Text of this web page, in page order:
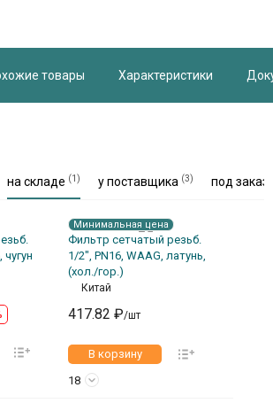
товары Характеристики
на складе (1) у поставщика (3) под заказ
чугун
Минимальная цена
Фильтр сетчатый резьб.
1/2", PN16, WAAG, латунь,
(хол./гор.)
Китай
417.82 ₽/шт
В корзину
18